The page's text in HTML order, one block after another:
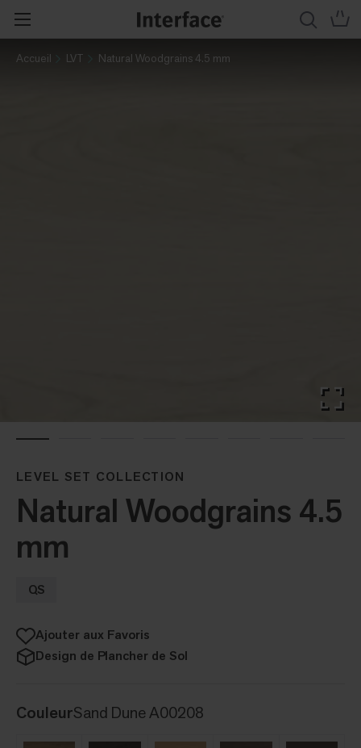
Accueil LVT Natural Woodgrains 4.5 mm
LEVEL SET COLLECTION
Natural Woodgrains 4.5
mm
QS
Ajouter aux Favoris
Design de Plancher de Sol
CouleurSand Dune A00208